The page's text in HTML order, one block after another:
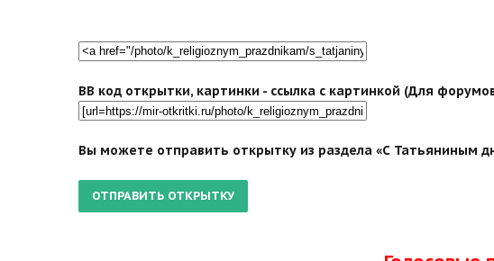
BB код открытки, картинки - ссылка с картинкой (Для
Вы можете отправить открытку из раздела «С Татьяниным